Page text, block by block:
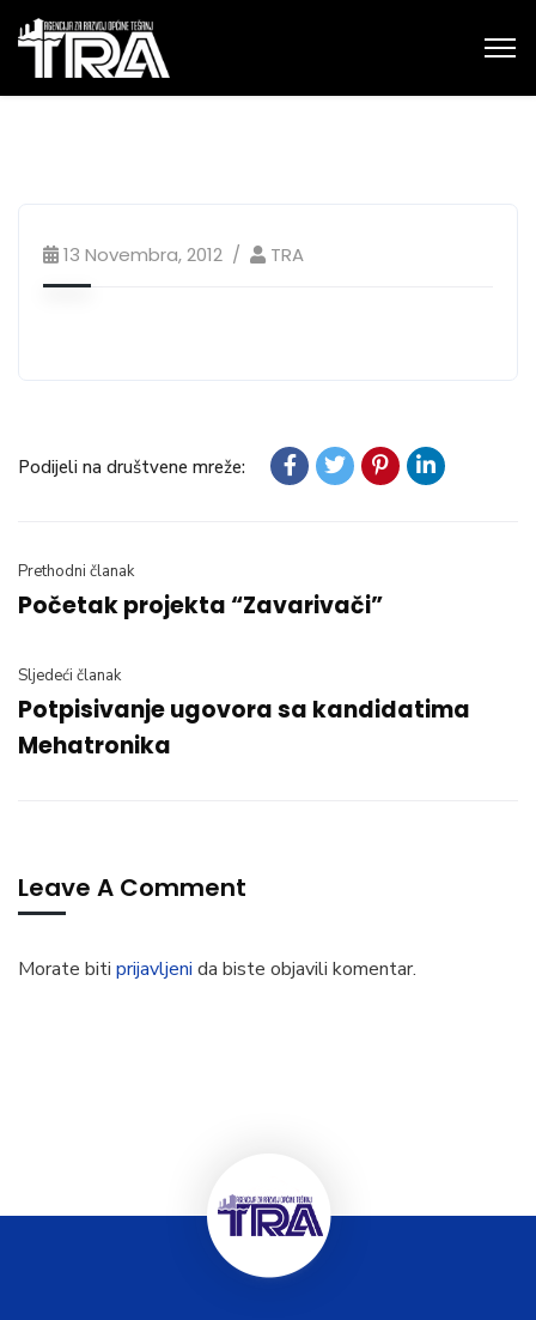
13 Novembra, 2012 TRA
Podijeli na društvene mreže:
Prethodni članak
Početak projekta “Zavarivači”
Sljedeći članak
Potpisivanje ugovora sa kandidatima
Mehatronika
Leave A Comment
Morate biti prijavljeni da biste objavili komentar.